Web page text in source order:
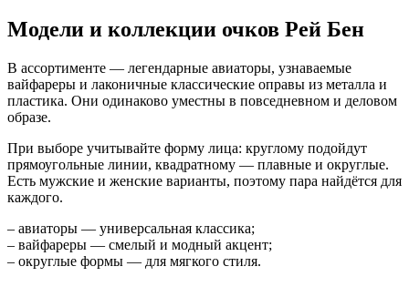
Модели и коллекции очков Рей Бен
В ассортименте — легендарные авиаторы, узнаваемые
вайфареры и лаконичные классические оправы из металла и
пластика. Они одинаково уместны в повседневном и деловом
образе.
При выборе учитывайте форму лица: круглому подойдут
прямоугольные линии, квадратному — плавные и округлые.
Есть мужские и женские варианты, поэтому пара найдётся для
каждого.
– авиаторы — универсальная классика;
– вайфареры — смелый и модный акцент;
– округлые формы — для мягкого стиля.